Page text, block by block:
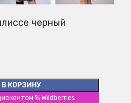
черный
В КОРЗИНУ
% Wildberries